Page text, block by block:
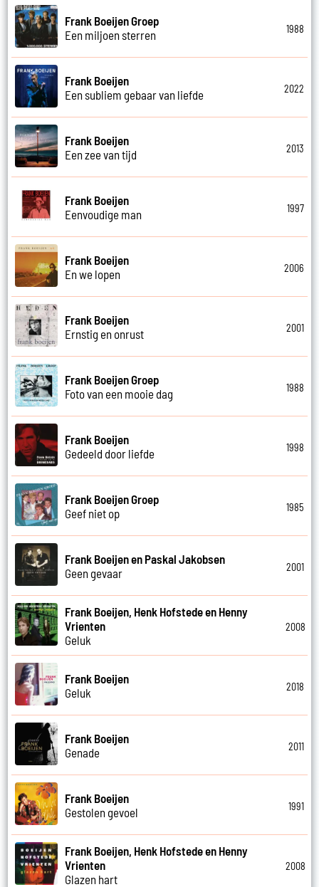
Frank Boeijen Groep
Een miljoen sterren
1988
Frank Boeijen
Een subliem gebaar van liefde
2022
Frank Boeijen
Een zee van tijd
2013
Frank Boeijen
Eenvoudige man
1997
Frank Boeijen
En we lopen
2006
Frank Boeijen
Ernstig en onrust
2001
Frank Boeijen Groep
Foto van een mooie dag
1988
Frank Boeijen
Gedeeld door liefde
1998
Frank Boeijen Groep
Geef niet op
1985
Frank Boeijen en Paskal Jakobsen
Geen gevaar
2001
Frank Boeijen, Henk Hofstede en Henny
Vrienten
Geluk
2008
Frank Boeijen
Geluk
2018
Frank Boeijen
Genade
2011
Frank Boeijen
Gestolen gevoel
1991
Frank Boeijen, Henk Hofstede en Henny
Vrienten
Glazen hart
2008